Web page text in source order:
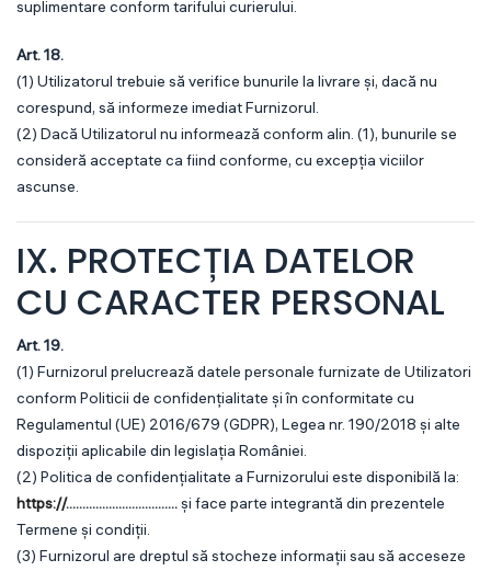
suplimentare conform tarifului curierului.
Art. 18.
(1) Utilizatorul trebuie să verifice bunurile la livrare și, dacă nu
corespund, să informeze imediat Furnizorul.
(2) Dacă Utilizatorul nu informează conform alin. (1), bunurile se
consideră acceptate ca fiind conforme, cu excepția viciilor
ascunse.
IX. PROTECȚIA DATELOR
CU CARACTER PERSONAL
Art. 19.
(1) Furnizorul prelucrează datele personale furnizate de Utilizatori
conform Politicii de confidențialitate și în conformitate cu
Regulamentul (UE) 2016/679 (GDPR), Legea nr. 190/2018 și alte
dispoziții aplicabile din legislația României.
(2) Politica de confidențialitate a Furnizorului este disponibilă la:
https://..................................și face parte integrantă din prezentele
Termene și condiții.
(3) Furnizorul are dreptul să stocheze informații sau să acceseze